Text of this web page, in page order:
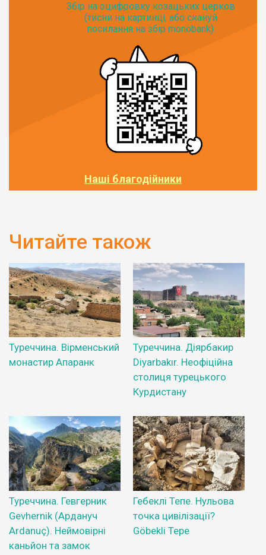
Збір на оцифровку козацьких церков
(тисни на картинці, або скануй
посилання на збір monobank):
Наші благодійники
Читайте також
Туреччина. Вірменський
монастир Апаранк
Туреччина. Діярбакир
Diyarbakır. Неофіційна
столиця турецького
Курдистану
Туреччина. Гевгерник
Gevhernik (Ардануч
Ardanuç). Неймовірні
каньйон та замок
Гебеклі Тепе. Нульова
точка цивілізації?
Göbekli Tepe